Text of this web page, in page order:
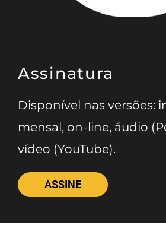
Assinatura
Disponível nas versões:
mensal, on-line, áudio
vídeo (YouTube).
ASSINE
Nossas Redes